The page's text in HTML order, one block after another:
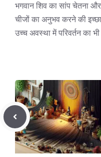
भगवान शिव का सांप चेतना
चीजों का अनुभव करने की
उच्च अवस्था में परिवर्तन का